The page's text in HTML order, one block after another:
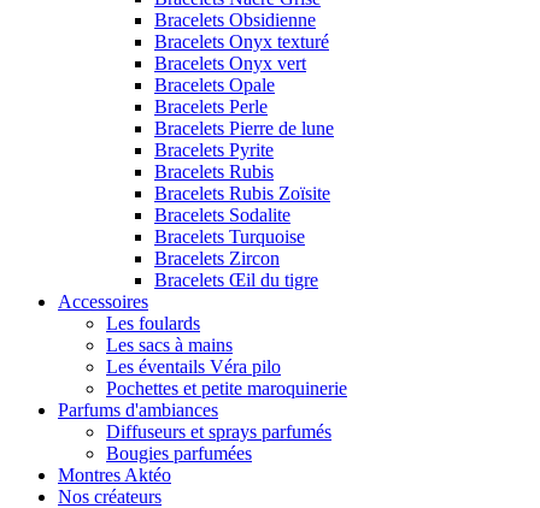
Bracelets Obsidienne
Bracelets Onyx texturé
Bracelets Onyx vert
Bracelets Opale
Bracelets Perle
Bracelets Pierre de lune
Bracelets Pyrite
Bracelets Rubis
Bracelets Rubis Zoïsite
Bracelets Sodalite
Bracelets Turquoise
Bracelets Zircon
Bracelets Œil du tigre
Accessoires
Les foulards
Les sacs à mains
Les éventails Véra pilo
Pochettes et petite maroquinerie
Parfums d'ambiances
Diffuseurs et sprays parfumés
Bougies parfumées
Montres Aktéo
Nos créateurs